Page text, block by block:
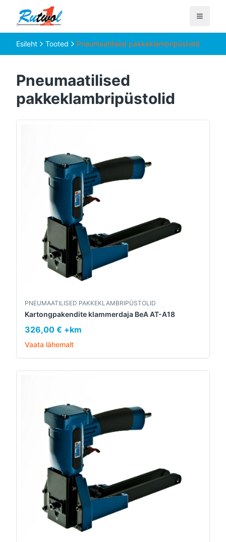
Esileht Tooted Pneumaatilised pakkeklambripüstolid
Pneumaatilised
pakkeklambripüstolid
PNEUMAATILISED PAKKEKLAMBRIPÜSTOLID
Kartongpakendite klammerdaja BeA AT-A18
326,00 € +km
Vaata lähemalt